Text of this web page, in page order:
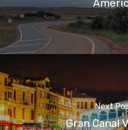
Next
Gran Canal